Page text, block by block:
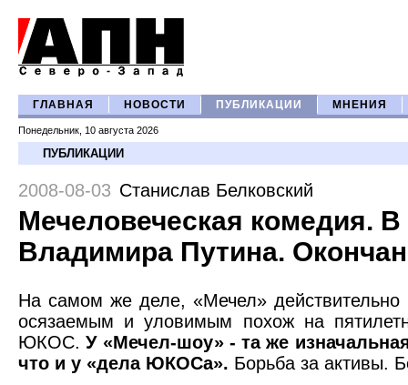
ГЛАВНАЯ НОВОСТИ ПУБЛИКАЦИИ МНЕНИЯ
Понедельник, 10 августа 2026
ПУБЛИКАЦИИ
2008-08-03 Станислав Белковский
Мечеловеческая комедия.
Владимира Путина.
На самом же деле, «Мечел» действительно
осязаемым и уловимым похож на
ЮКОС.У «Мечел-шоу» - та же
что и у «дела ЮКОСа». Борьба за активы.